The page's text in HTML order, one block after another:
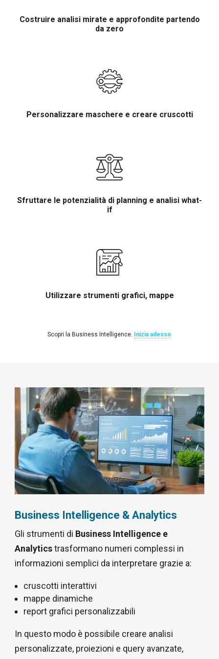
Costruire analisi mirate e approfondite partendo
da zero
Personalizzare maschere e creare cruscotti
Sfruttare le potenzialità di planning e analisi what-
if
Utilizzare strumenti grafici, mappe
Scopri la Business Intelligence. Inizia adesso
Business Intelligence & Analytics
Gli strumenti di Business Intelligence e
Analyticstrasformano numeri complessi in
informazioni semplici da interpretare grazie a:
cruscotti interattivi
mappe dinamiche
report grafici personalizzabili
In questo modo è possibile creare analisi
personalizzate, proiezioni e query avanzate,